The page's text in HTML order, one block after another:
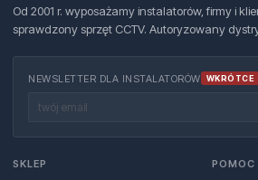
Od 2001 r. wyposażamy instalatorów, firmy i
sprawdzony sprzęt CCTV. Autoryzowany
NEWSLETTER DLA INSTALATORÓW WKRÓTCE
SKLEP POMOC